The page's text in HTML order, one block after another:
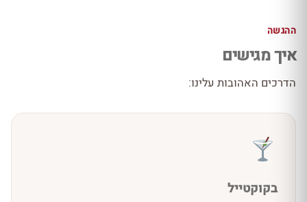
ההגשה
איך מגישים
הדרכים האהובות עלינו:
בקוקטייל